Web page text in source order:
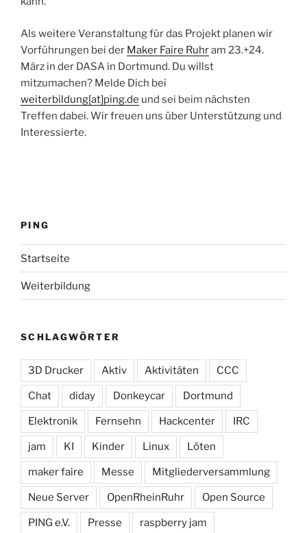
Als weitere Veranstaltung für das Projekt planen wir
Vorführungen bei der Maker Faire Ruhram 23.+24.
März in der DASA in Dortmund. Du willst
mitzumachen? Melde Dich bei
weiterbildung[at]ping.de und sei beim nächsten
Treffen dabei. Wir freuen uns über Unterstützung und
Interessierte.
PING
Startseite
Weiterbildung
SCHLAGWÖRTER
3D Drucker Aktiv Aktivitäten CCC
Chat diday Donkeycar Dortmund
Elektronik Fernsehn Hackcenter IRC
jam KI Kinder Linux Löten
maker faire Messe Mitgliederversammlung
Neue Server OpenRheinRuhr Open Source
PING e.V. Presse raspberry jam